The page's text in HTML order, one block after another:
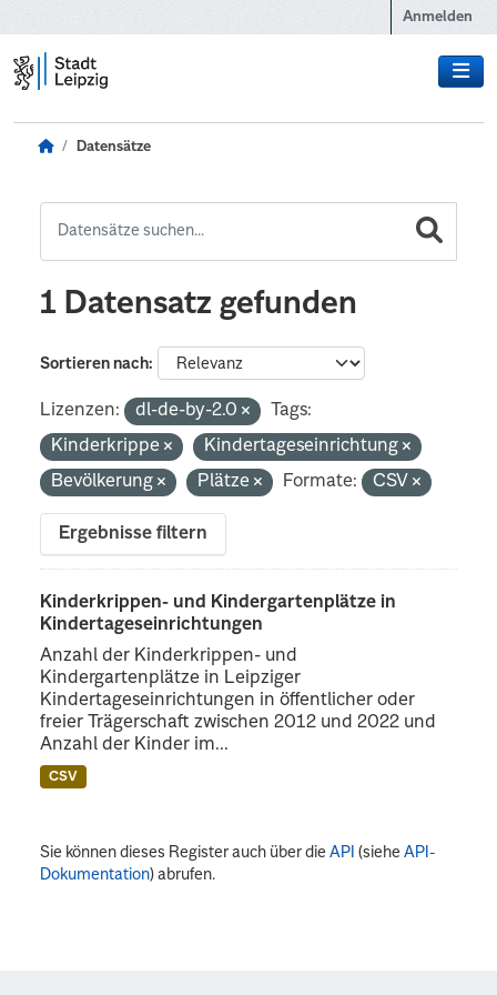
Anmelden
Datensätze
1 Datensatz gefunden
Sortieren nach
Lizenzen: dl-de-by-2.0
Tags:
Kinderkrippe
Kindertageseinrichtung
Bevölkerung
Plätze Formate: CSV
Ergebnisse filtern
Kinderkrippen- und Kindergartenplätze in
Kindertageseinrichtungen
Anzahl der Kinderkrippen- und
Kindergartenplätze in Leipziger
Kindertageseinrichtungen in öffentlicher oder
freier Trägerschaft zwischen 2012 und 2022 und
Anzahl der Kinder im...
CSV
Sie können dieses Register auch über dieAPI (sieheAPI-
Dokumentation) abrufen.